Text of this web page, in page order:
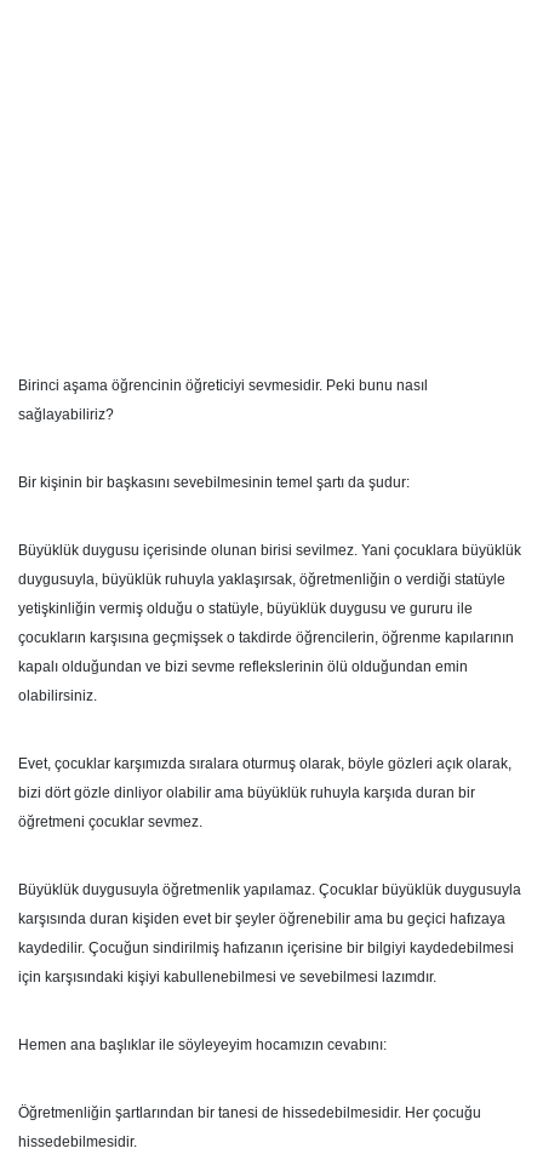
Birinci aşama öğrencinin öğreticiyi sevmesidir. Peki bunu nasıl
sağlayabiliriz?
Bir kişinin bir başkasını sevebilmesinin temel şartı da şudur:
Büyüklük duygusu içerisinde olunan birisi sevilmez. Yani çocuklara büyüklük
duygusuyla, büyüklük ruhuyla yaklaşırsak, öğretmenliğin o verdiği statüyle
yetişkinliğin vermiş olduğu o statüyle, büyüklük duygusu ve gururu ile
çocukların karşısına geçmişsek o takdirde öğrencilerin, öğrenme kapılarının
kapalı olduğundan ve bizi sevme reflekslerinin ölü olduğundan emin
olabilirsiniz.
Evet, çocuklar karşımızda sıralara oturmuş olarak, böyle gözleri açık olarak,
bizi dört gözle dinliyor olabilir ama büyüklük ruhuyla karşıda duran bir
öğretmeni çocuklar sevmez.
Büyüklük duygusuyla öğretmenlik yapılamaz. Çocuklar büyüklük duygusuyla
karşısında duran kişiden evet bir şeyler öğrenebilir ama bu geçici hafızaya
kaydedilir. Çocuğun sindirilmiş hafızanın içerisine bir bilgiyi kaydedebilmesi
için karşısındaki kişiyi kabullenebilmesi ve sevebilmesi lazımdır.
Hemen ana başlıklar ile söyleyeyim hocamızın cevabını:
Öğretmenliğin şartlarından bir tanesi de hissedebilmesidir. Her çocuğu
hissedebilmesidir.